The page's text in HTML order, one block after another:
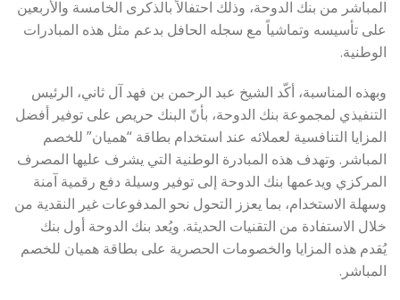
المباشر من بنك الدوحة، وذلك احتفالاً بالذكرى الخامسة والأربعين
على تأسيسه وتماشياً مع سجله الحافل بدعم مثل هذه المبادرات
الوطنية.
وبهذه المناسبة، أكّد الشيخ عبد الرحمن بن فهد آل ثاني، الرئيس
التنفيذي لمجموعة بنك الدوحة، بأنّ البنك حريص على توفير أفضل
المزايا التنافسية لعملائه عند استخدام بطاقة “هميان” للخصم
المباشر. وتهدف هذه المبادرة الوطنية التي يشرف عليها المصرف
المركزي ويدعمها بنك الدوحة إلى توفير وسيلة دفع رقمية آمنة
وسهلة الاستخدام، بما يعزز التحول نحو المدفوعات غير النقدية من
خلال الاستفادة من التقنيات الحديثة. ويُعد بنك الدوحة أول بنك
يُقدم هذه المزايا والخصومات الحصرية على بطاقة هميان للخصم
المباشر.